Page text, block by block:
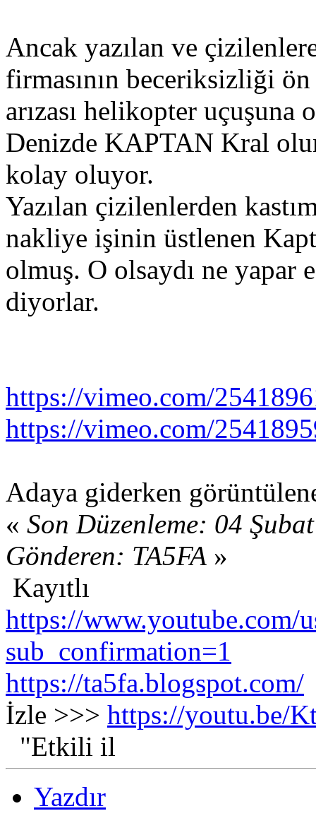
Ancak yazılan ve
firmasının beceriksizliği
arızası helikopter uçuşuna
Denizde KAPTAN Kral
kolay oluyor.
Yazılan çizilenlerden
nakliye işinin üstlenen
olmuş. O olsaydı ne
diyorlar.
https://vimeo.com/
https://vimeo.com/
Adaya giderken
« Son Düzenleme: 04
Gönderen: TA5FA »
Kayıtlı
https://www.youtube.com/
sub_confirmation=1
https://ta5fa.blogspot.com/
İzle >>> https://youtu.be/
"Etkili il
Yazdır